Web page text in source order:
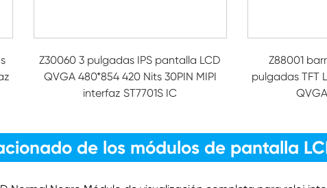
Z30060 3 pulgadas IPS pantalla LCD
QVGA 480*854 420 Nits 30PIN MIPI
interfaz ST7701S IC
Z88001
pulgadas TFT
de los módulos de pantalla